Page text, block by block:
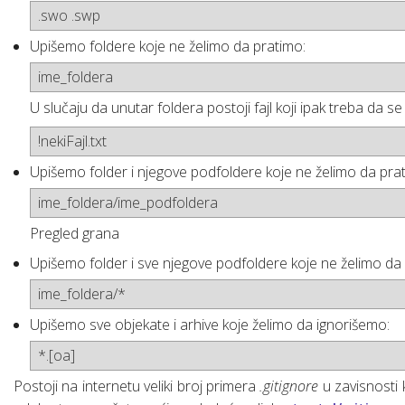
Osnove linux-a za web developere
Šta je “Dependencies injection”?
Šta je SCRUM?
Web servisi (osnove)
Mrežni protokoli (osnove)
Mobilne aplikacije
Hibridne mobilne aplikacije
Chrome DevTools
.swo .swp
Upišemo foldere koje ne želimo da pratimo:
ime_foldera
U slučaju da unutar foldera postoji fajl koji ipak treba da
!nekiFajl.txt
Upišemo folder i njegove podfoldere koje ne želimo da
ime_foldera/ime_podfoldera
Pregled grana
Upišemo folder i sve njegove podfoldere koje ne želimo
ime_foldera/*
Upišemo sve objekate i arhive koje želimo da ignorišemo:
*.[oa]
Postoji na internetu veliki broj primera.gitignore u zavisnosti